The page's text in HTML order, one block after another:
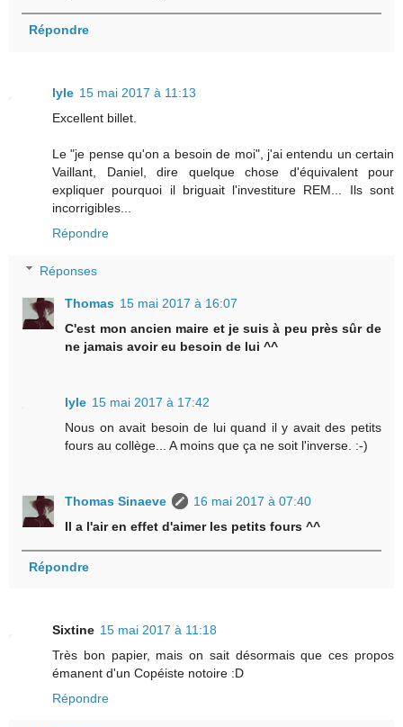
Répondre
lyle 15 mai 2017 à 11:13
Excellent billet.
Le "je pense qu'on a besoin de moi", j'ai entendu un certain
Vaillant, Daniel, dire quelque chose d'équivalent pour
expliquer pourquoi il briguait l'investiture REM... Ils sont
incorrigibles...
Répondre
Réponses
Thomas 15 mai 2017 à 16:07
C'est mon ancien maire et je suis à peu près sûr de
ne jamais avoir eu besoin de lui ^^
lyle 15 mai 2017 à 17:42
Nous on avait besoin de lui quand il y avait des petits
fours au collège... A moins que ça ne soit l'inverse. :-)
Thomas Sinaeve
16 mai 2017 à 07:40
Il a l'air en effet d'aimer les petits fours ^^
Répondre
Sixtine 15 mai 2017 à 11:18
Très bon papier, mais on sait désormais que ces propos
émanent d'un Copéiste notoire :D
Répondre